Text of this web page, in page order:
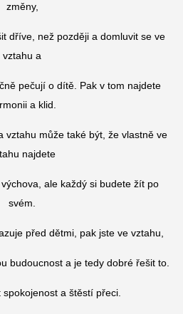
změny,
dříve, než později a domluvit se ve
vztahu a
pečují o dítě. Pak v tom najdete
a klid.
vztahu může také být, že vlastně ve
najdete
ale každý si budete žít po
svém.
před dětmi, pak jste ve vztahu,
budoucnost a je tedy dobré řešit to.
a štěstí přeci.